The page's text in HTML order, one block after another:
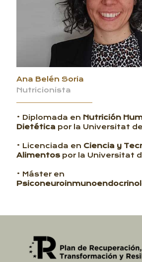
Ana Belén Soria
Nutricionista
• Diplomada en Nutrición
Dietética por la Universitat
• Licenciada en Ciencia y
Alimentos por la Universitat
• Máster en